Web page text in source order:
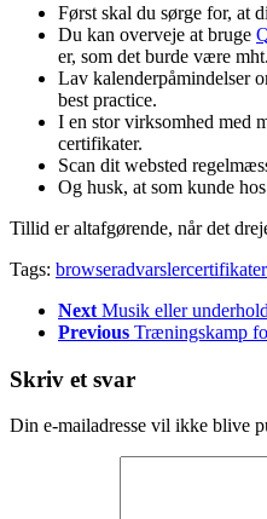
Først skal du sørge for, at
Du kan overveje at bruge
er, som det burde være
Lav kalenderpåmindelser
best practice.
I en stor virksomhed med
certifikater.
Scan dit websted
Og husk, at som kunde
Tillid er altafgørende, når det
Tags: browseradvarslercertifikater
Next Musik eller
Previous Træningskamp
Skriv et svar
Din e-mailadresse vil ikke blive